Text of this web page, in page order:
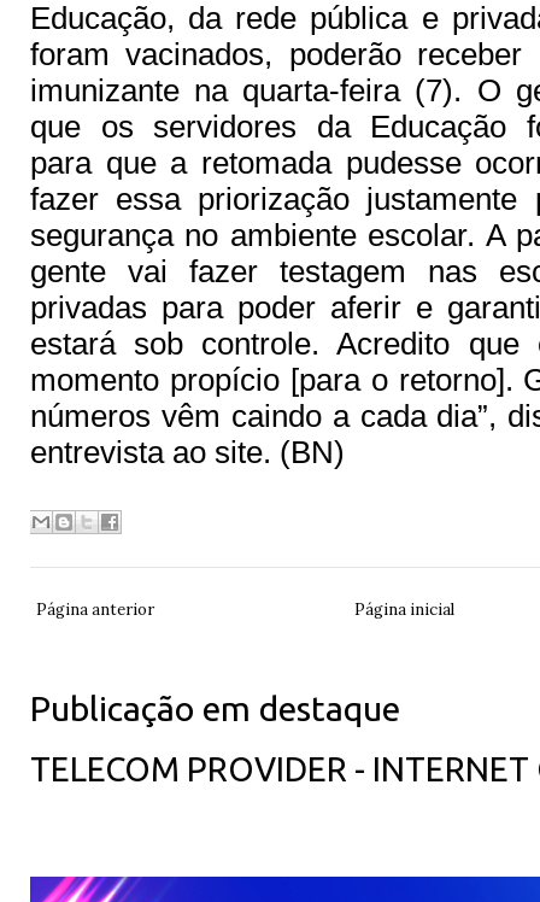
Educação, da rede pública e
foram vacinados, poderão
imunizante na quarta-feira (7). O
que os servidores da Educação
para que a retomada pudesse
fazer essa priorização justamente
segurança no ambiente escolar. A
gente vai fazer testagem nas
privadas para poder aferir e
estará sob controle. Acredito que
momento propício [para o retorno].
números vêm caindo a cada dia”,
entrevista ao site. (BN)
Página anterior Página inicial
Publicação em destaque
TELECOM PROVIDER -